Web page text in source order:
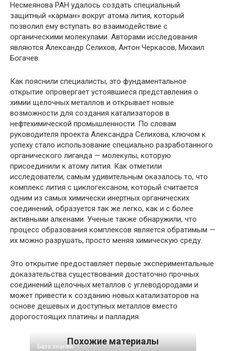
Несмеянова РАН удалось создать специальный
защитный «карман» вокруг атома лития, который
позволил ему вступать во взаимодействие с
органическими молекулами. Авторами исследования
являются Александр Селихов, Антон Черкасов, Михаил
Богачев.
Как пояснили специалисты, это фундаментальное
открытие опровергает устоявшиеся представления о
химии щелочных металлов и открывает новые
возможности для создания катализаторов в
нефтехимической промышленности. По словам
руководителя проекта Александра Селихова, ключом к
успеху стало использование специально разработанного
органического лиганда — молекулы, которую
присоединили к атому лития. Как отметили
исследователи, самым удивительным оказалось то, что
комплекс лития с циклогексаном, который считается
одним из самых химически инертных органических
соединений, образуется так же легко, как и с более
активными алкенами. Ученые также обнаружили, что
процесс образования комплексов является обратимым —
их можно разрушать, просто меняя химическую среду.
Это открытие предоставляет первые экспериментальные
доказательства существования достаточно прочных
соединений щелочных металлов с углеводородами и
может привести к созданию новых катализаторов на
основе дешевых и доступных металлов вместо
дорогостоящих платины и палладия.
Похожие материалы
База знаний